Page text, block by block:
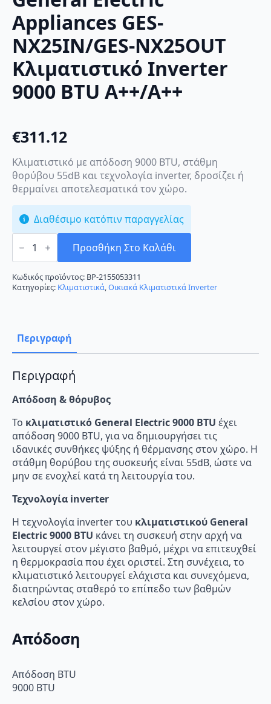
Appliances GES-
NX25IN/GES-NX25OUT
Κλιματιστικό Inverter
9000 BTU A++/A++
€311.12
Κλιματιστικό με απόδοση 9000 BTU, στάθμη
θορύβου 55dB και τεχνολογία inverter, δροσίζει ή
θερμαίνει αποτελεσματικά τον χώρο.
Διαθέσιμο κατόπιν παραγγελίας
General
Electric
GES-
NX25IN/GES-
NX25OUT
Κλιματιστικό
A++/A++
ποσότητα
Προσθήκη Στο Καλάθι
Κωδικός προϊόντος: BP-2155053311
Κατηγορίες: Κλιματιστικά,Οικιακά Κλιματιστικά Inverter
Περιγραφή
Περιγραφή
Απόδοση & θόρυβος
Το κλιματιστικό General Electric 9000 BTU έχει
απόδοση 9000 BTU, για να δημιουργήσει τις
ιδανικές συνθήκες ψύξης ή θέρμανσης στον χώρο. Η
στάθμη θορύβου της συσκευής είναι 55dB, ώστε να
μην σε ενοχλεί κατά τη λειτουργία του.
Τεχνολογία inverter
Η τεχνολογία inverter του κλιματιστικού General
Electric 9000 BTU κάνει τη συσκευή στην αρχή να
λειτουργεί στον μέγιστο βαθμό, μέχρι να επιτευχθεί
η θερμοκρασία που έχει οριστεί. Στη συνέχεια, το
κλιματιστικό λειτουργεί ελάχιστα και συνεχόμενα,
διατηρώντας σταθερό το επίπεδο των βαθμών
κελσίου στον χώρο.
Απόδοση
Απόδοση BTU
9000 BTU